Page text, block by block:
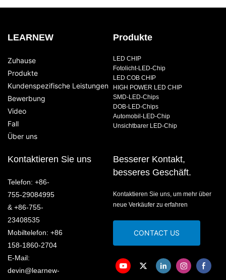
LEARNEW
Zuhause
Produkte
Kundenspezifische Leistungen
Bewerbung
Video
Fall
Über uns
Produkte
LED CHIP
Fotolicht-LED-Chip
LED COB CHIP
HIGH POWER LED CHIP
SMD-LED-Chips
DOB-LED-Chips
Automobil-LED-Chip
Unsichtbarer LED-Chip
Kontaktieren Sie uns
Telefon: +86-
755-29084995
& +86-755-
23408535
Mobiltelefon: +86
158-1860-2704
E-Mail:
devin@learnew-
Besserer Kontakt,
besseres Geschäft.
Kontaktieren Sie uns, um mehr über
neue Verkäufer zu erfahren
CONTACT US